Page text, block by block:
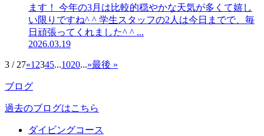
ます！ 今年の3月は比較的穏やかな天気が多くて嬉し
い限りですね^ ^ 学生スタッフの2人は今日までで、毎
日頑張ってくれました^ ^ ...
2026.03.19
3 / 27«1 2345...1020...»最後 »
ブログ
過去のブログはこちら
ダイビングコース